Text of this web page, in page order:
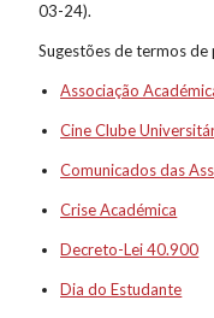
03-24).
Sugestões de termos de
Associação
Cine Clube
Comunicados das
Crise Académica
Decreto-Lei 40.900
Dia do Estudante